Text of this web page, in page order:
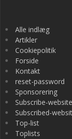
Alle indlæg
Artikler
Cookiepolitik
Forside
Kontakt
reset-password
Sponsorering
Subscribe-website
Subscribed-
Top-list
Toplists